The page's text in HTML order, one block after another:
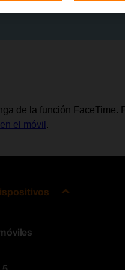
de la función FaceTime.
el móvil .